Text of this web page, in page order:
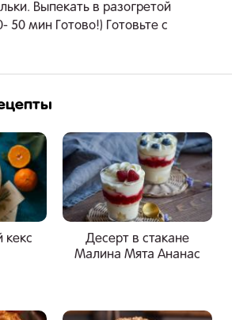
Выпекать в разогретой
50 мин Готово!) Готовьте с
кекс
Десерт в стакане
Малина Мята Ананас